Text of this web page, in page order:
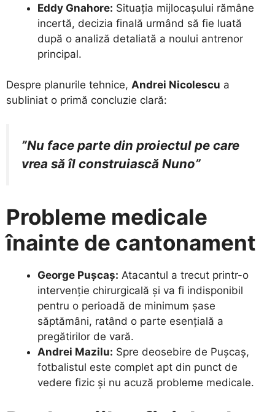
Eddy Gnahore: Situația mijlocașului rămâne
incertă, decizia finală urmând să fie luată
după o analiză detaliată a noului antrenor
principal.
​Despre planurile tehnice, Andrei Nicolescu a
subliniat o primă concluzie clară:
”Nu face parte din proiectul pe care
vrea să îl construiască Nuno”
Probleme medicale
înainte de cantonament
George Pușcaș: Atacantul a trecut printr-o
intervenție chirurgicală și va fi indisponibil
pentru o perioadă de minimum șase
săptămâni, ratând o parte esențială a
pregătirilor de vară.
Andrei Mazilu: Spre deosebire de Pușcaș,
fotbalistul este complet apt din punct de
vedere fizic și nu acuză probleme medicale.